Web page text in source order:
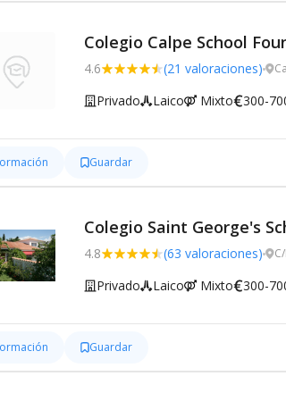
Colegio Calpe School
4.6 (21 valoraciones)
Privado Laico Mixto 300-
Guardar
Colegio Saint George's
4.8 (63 valoraciones)
Privado Laico Mixto 300-
Guardar